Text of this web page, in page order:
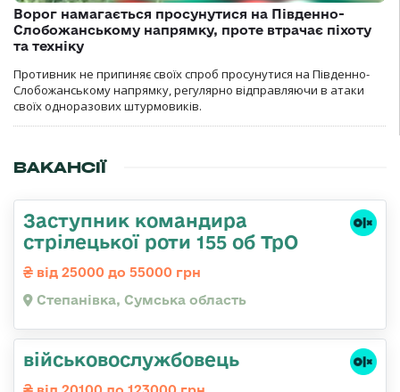
Ворог намагається просунутися на Південно-
Слобожанському напрямку, проте втрачає піхоту
та техніку
Противник не припиняє своїх спроб просунутися на Південно-
Слобожанському напрямку, регулярно відправляючи в атаки
своїх одноразових штурмовиків.
ВАКАНСІЇ
Заступник командира
стрілецької роти 155 об ТрО
від 25000 до 55000 грн
Степанівка, Сумська область
військовослужбовець